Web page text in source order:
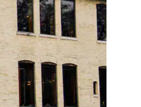
та вниз або жести дотику та гортання.